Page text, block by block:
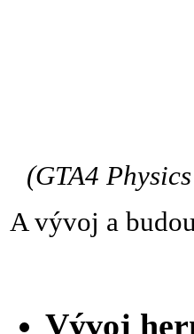
(GTA4
A vývoj a
Vývoj